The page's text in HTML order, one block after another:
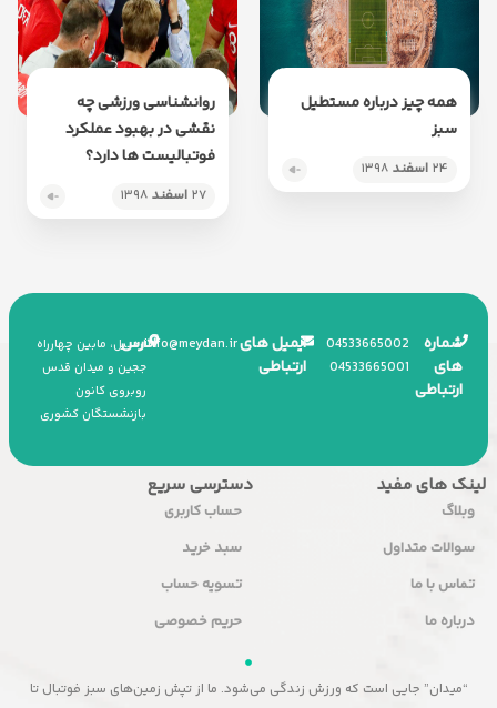
همه چیز درباره مستطیل
سبز
۲۴ اسفند ۱۳۹۸
روانشناسی ورزشی چه
نقشی در بهبود عملکرد
فوتبالیست ها دارد؟
۲۷ اسفند ۱۳۹۸
شماره
های
ارتباطی
04533665002
04533665001
ایمیل های
ارتباطی
info@meydan.ir آدرس
اردبیل، مابین چهارراه
ججین و میدان قدس
روبروی کانون
بازنشستگان کشوری
لینک های مفید
وبلاگ
سوالات متداول
تماس با ما
درباره ما
دسترسی سریع
حساب کاربری
سبد خرید
تسویه حساب
حریم خصوصی
“میدان” جایی است که ورزش زندگی می‌شود. ما از تپش زمین‌های سبز فوتبال تا